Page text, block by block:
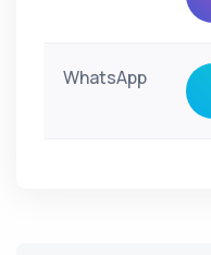
WhatsApp